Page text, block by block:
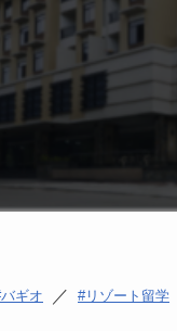
バギオ ／ リゾート留学